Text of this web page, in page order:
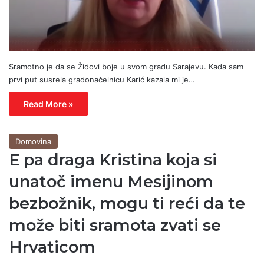
Sramotno je da se Židovi boje u svom gradu Sarajevu. Kada sam
prvi put susrela gradonačelnicu Karić kazala mi je…
Read More »
Domovina
E pa draga Kristina koja si
unatoč imenu Mesijinom
bezbožnik, mogu ti reći da te
može biti sramota zvati se
Hrvaticom